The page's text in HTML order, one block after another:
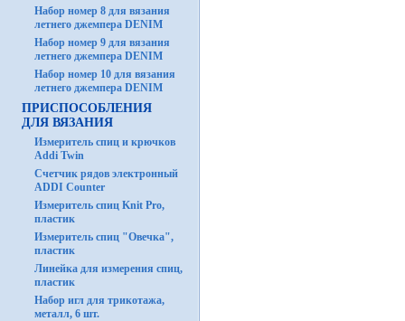
Набор номер 8 для вязания
летнего джемпера DENIM
Набор номер 9 для вязания
летнего джемпера DENIM
Набор номер 10 для вязания
летнего джемпера DENIM
ПРИСПОСОБЛЕНИЯ
ДЛЯ ВЯЗАНИЯ
Измеритель спиц и крючков
Addi Twin
Счетчик рядов электронный
ADDI Counter
Измеритель спиц Knit Pro,
пластик
Измеритель спиц "Овечка",
пластик
Линейка для измерения спиц,
пластик
Набор игл для трикотажа,
металл, 6 шт.